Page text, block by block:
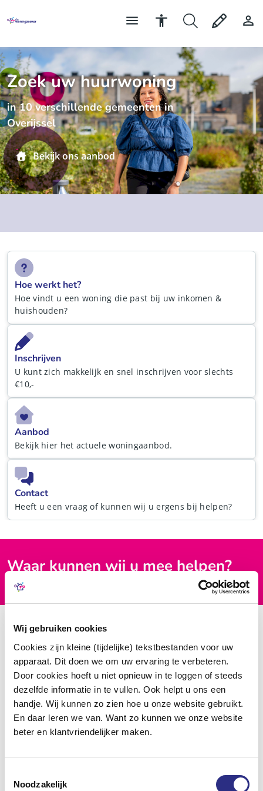
Wij gebruiken cookies
Cookies zijn kleine (tijdelijke) tekstbestanden voor uw
apparaat. Dit doen we om uw ervaring te verbeteren.
Door cookies hoeft u niet opnieuw in te loggen of steeds
dezelfde informatie in te vullen. Ook helpt u ons een
handje. Wij kunnen zo zien hoe u onze website gebruikt.
En daar leren we van. Want zo kunnen we onze website
beter en klantvriendelijker maken.
Noodzakelijk
Zoek uw huurwoning
in 10 verschillende gemeenten in
Overijssel
Bekijk ons aanbod
Hoe werkt het?
Hoe vindt u een woning die past bij uw inkomen &
huishouden?
Inschrijven
U kunt zich makkelijk en snel inschrijven voor slechts
€10,-
Aanbod
Bekijk hier het actuele woningaanbod.
Contact
Heeft u een vraag of kunnen wij u ergens bij helpen?
Waar kunnen wij u mee helpen?
Hoe werkt het?